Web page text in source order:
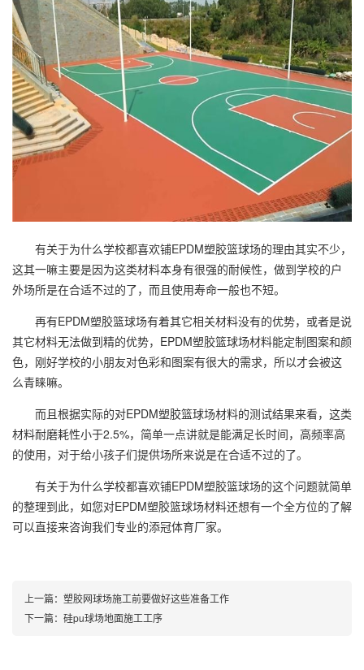
有关于为什么学校都喜欢铺EPDM塑胶篮球场的理由其实不少，
这其一嘛主要是因为这类材料本身有很强的耐候性，做到学校的户
外场所是在合适不过的了，而且使用寿命一般也不短。
再有EPDM塑胶篮球场有着其它相关材料没有的优势，或者是说
其它材料无法做到精的优势，EPDM塑胶篮球场材料能定制图案和颜
色，刚好学校的小朋友对色彩和图案有很大的需求，所以才会被这
么青睐嘛。
而且根据实际的对EPDM塑胶篮球场材料的测试结果来看，这类
材料耐磨耗性小于2.5%，简单一点讲就是能满足长时间，高频率高
的使用，对于给小孩子们提供场所来说是在合适不过的了。
有关于为什么学校都喜欢铺EPDM塑胶篮球场的这个问题就简单
的整理到此，如您对EPDM塑胶篮球场材料还想有一个全方位的了解
可以直接来咨询我们专业的添冠体育厂家。
上一篇： 塑胶网球场施工前要做好这些准备工作
下一篇： 硅pu球场地面施工工序